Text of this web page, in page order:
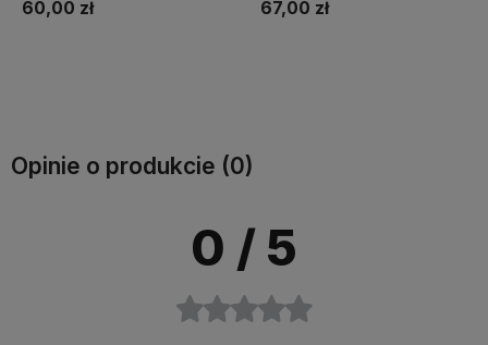
67,00 zł 80,00 zł
Opinie o produkcie (0)
0 / 5